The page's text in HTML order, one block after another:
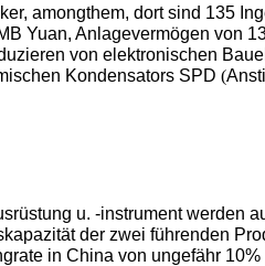
amongthem, dort sind 135
Yuan, Anlagevermögen von
von elektronischen
Kondensators SPD (
u. -instrument werden
der zwei führenden
in China von ungefähr